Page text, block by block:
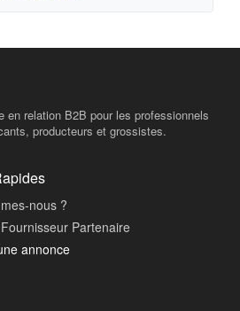
en relation B2B pour les professionnels
producteurs et grossistes.
nous ?
Partenaire
annonce